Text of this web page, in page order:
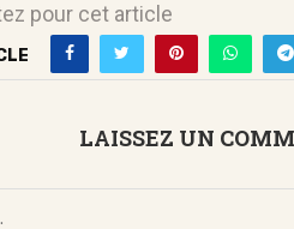
pour cet article
LAISSEZ UN